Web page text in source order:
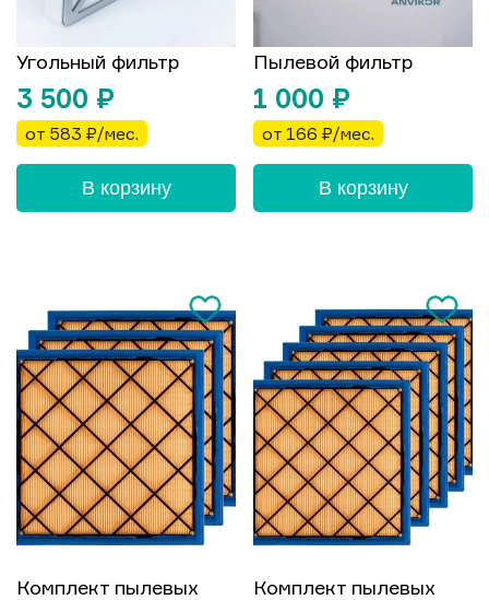
Угольный фильтр
3 500 ₽
от 583 ₽/мес.
В корзину
Пылевой фильтр
1 000 ₽
от 166 ₽/мес.
В корзину
Комплект пылевых
Комплект пылевых